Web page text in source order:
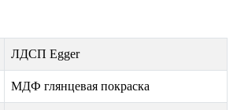
ЛДСП Egger
МДФ глянцевая покраска